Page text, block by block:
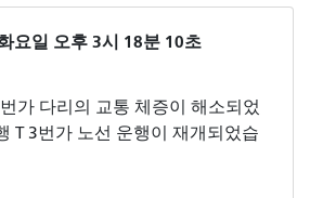
요일 오후 3시 18분 10초
가 다리의 교통 체증이 해소되었
T 3번가 노선 운행이 재개되었습